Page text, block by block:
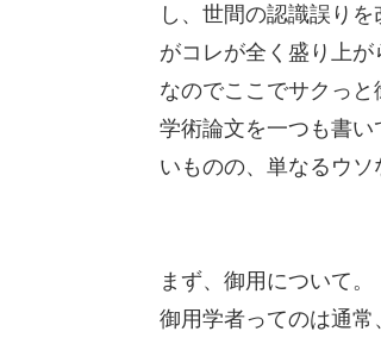
し、世間の認識誤り
がコレが全く盛り上が
なのでここでサクっ
学術論文を一つも書
いものの、単なるウソ
まず、御用について。
御用学者ってのは通